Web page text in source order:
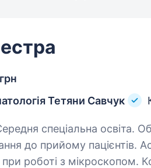
Тетяни Савчук
освіта. Обовʼязки: Підготовка
пацієнтів. Асистування лікарям під час
з мікроскопом. Контроль стерилізації